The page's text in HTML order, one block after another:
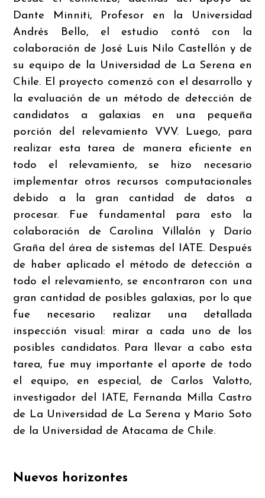
Dante Minniti, Profesor en la Universidad
Andrés Bello, el estudio contó con la
colaboración de José Luis Nilo Castellón y de
su equipo de la Universidad de La Serena en
Chile. El proyecto comenzó con el desarrollo y
la evaluación de un método de detección de
candidatos a galaxias en una pequeña
porción del relevamiento VVV. Luego, para
realizar esta tarea de manera eficiente en
todo el relevamiento, se hizo necesario
implementar otros recursos computacionales
debido a la gran cantidad de datos a
procesar. Fue fundamental para esto la
colaboración de Carolina Villalón y Darío
Graña del área de sistemas del IATE. Después
de haber aplicado el método de detección a
todo el relevamiento, se encontraron con una
gran cantidad de posibles galaxias, por lo que
fue necesario realizar una detallada
inspección visual: mirar a cada uno de los
posibles candidatos. Para llevar a cabo esta
tarea, fue muy importante el aporte de todo
el equipo, en especial, de Carlos Valotto,
investigador del IATE, Fernanda Milla Castro
de La Universidad de La Serena y Mario Soto
de la Universidad de Atacama de Chile.
Nuevos horizontes